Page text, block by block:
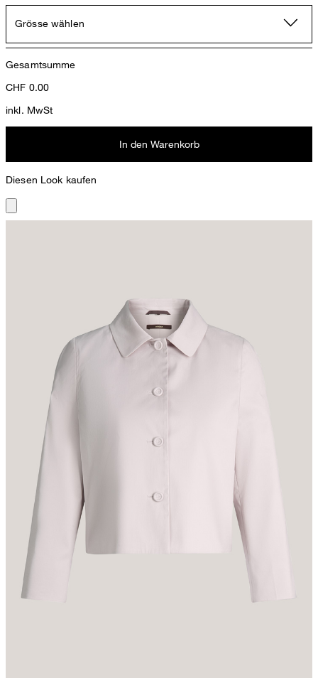
Grösse wählen
Gesamtsumme
CHF 0.00
inkl. MwSt
In den Warenkorb
Diesen Look kaufen